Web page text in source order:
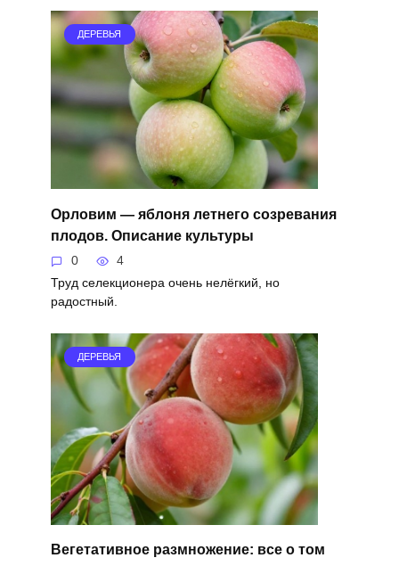
ДЕРЕВЬЯ
Орловим — яблоня летнего созревания
плодов. Описание культуры
0 4
Труд селекционера очень нелёгкий, но
радостный.
ДЕРЕВЬЯ
Вегетативное размножение: все о том